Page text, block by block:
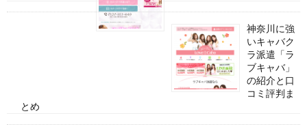
神奈川に強
いキャバク
ラ派遣「ラ
ブキャバ」
の紹介と口
コミ評判ま
とめ